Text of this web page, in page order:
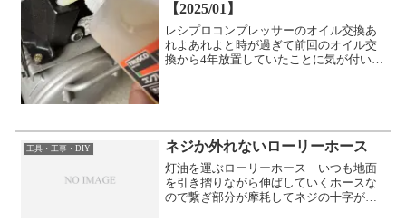
【2025/01】
レシプロコンプレッサーのオイル交換あ
れよあれよと時が過ぎて前回のオイル交
換から4年放置していたことに気が付いて
工具・工事・DIY ネジか外れないローリーホース
灯油を運ぶローリーホース いつも地面
を引き摺りながら伸ばしていくホースな
ので繋ぎ部分が摩耗してネジの十字が削